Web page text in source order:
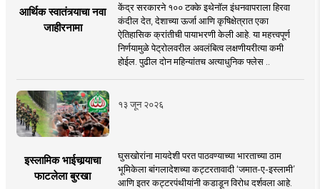
आर्थिक स्वातंत्र्याचा नवा
जाहीरनामा
केंद्र सरकारने १०० टक्के इथेनॉल इंधनवापराला हिरवा
कंदील देत, देशाच्या ऊर्जा आणि कृषिक्षेत्रात एका
ऐतिहासिक क्रांतीची पायाभरणी केली आहे. या महत्त्वपूर्ण
निर्णयामुळे पेट्रोलवरील अवलंबित्व लक्षणीयरीत्या कमी
होईल. पुढील दोन महिन्यांतच अत्याधुनिक फ्लेस ..
१३ जून २०२६
इस्लामिक भाईचार्‍याचा
फाटलेला बुरखा
घुसखोरांना मायदेशी परत पाठवण्याच्या भारताच्या ठाम
भूमिकेला बांगलादेशच्या कट्टरतावादी ‘जमात-ए-इस्लामी’
आणि इतर कट्टरपंथीयांनी कडाडून विरोध दर्शवला आहे.